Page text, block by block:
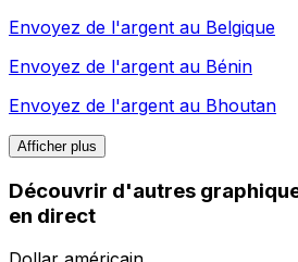
Envoyez de l'argent au Belgique
Envoyez de l'argent au Bénin
Envoyez de l'argent au Bhoutan
Afficher plus
Découvrir d'autres
en direct